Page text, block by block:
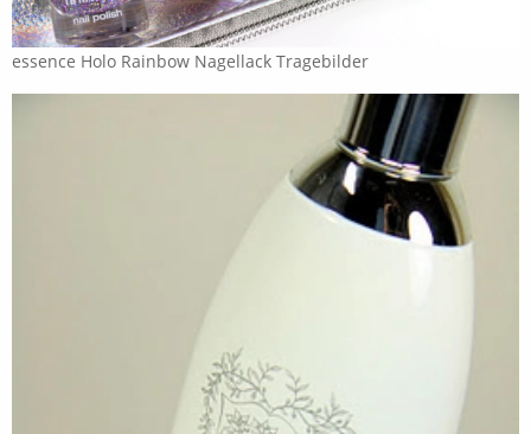
essence Holo Rainbow Nagellack Tragebilder